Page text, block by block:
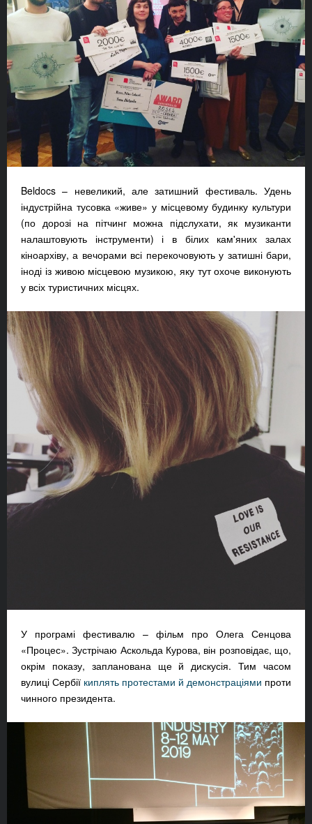
Beldocs – невеликий, але затишний фестиваль. Удень
індустрійна тусовка «живе» у місцевому будинку культури
(по дорозі на пітчинг можна підслухати, як музиканти
налаштовують інструменти) і в білих кам'яних залах
кіноархіву, а вечорами всі перекочовують у затишні бари,
іноді із живою місцевою музикою, яку тут охоче виконують
у всіх туристичних місцях.
У програмі фестивалю – фільм про Олега Сенцова
«Процес». Зустрічаю Аскольда Курова, він розповідає, що,
окрім показу, запланована ще й дискусія. Тим часом
вулиці Сербії киплять протестами й демонстраціями проти
чинного президента.